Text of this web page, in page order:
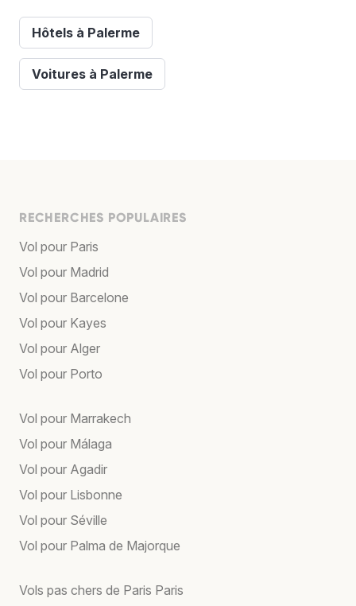
Hôtels à Palerme
Voitures à Palerme
RECHERCHES POPULAIRES
Vol pour Paris
Vol pour Madrid
Vol pour Barcelone
Vol pour Kayes
Vol pour Alger
Vol pour Porto
Vol pour Marrakech
Vol pour Málaga
Vol pour Agadir
Vol pour Lisbonne
Vol pour Séville
Vol pour Palma de Majorque
Vols pas chers de Paris Paris